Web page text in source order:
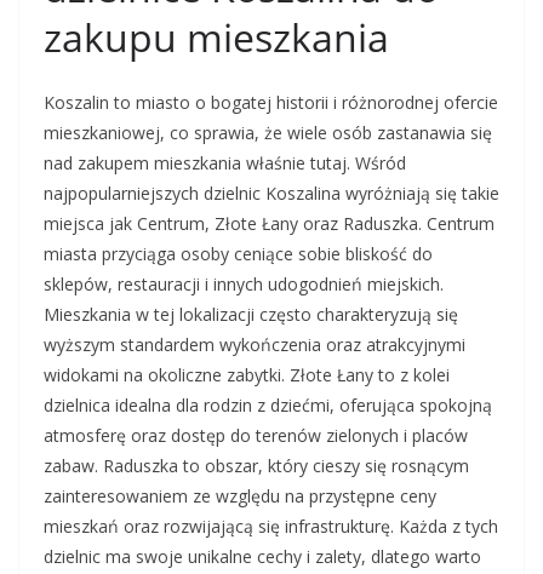
zakupu mieszkania
Koszalin to miasto o bogatej historii i różnorodnej ofercie
mieszkaniowej, co sprawia, że wiele osób zastanawia się
nad zakupem mieszkania właśnie tutaj. Wśród
najpopularniejszych dzielnic Koszalina wyróżniają się takie
miejsca jak Centrum, Złote Łany oraz Raduszka. Centrum
miasta przyciąga osoby ceniące sobie bliskość do
sklepów, restauracji i innych udogodnień miejskich.
Mieszkania w tej lokalizacji często charakteryzują się
wyższym standardem wykończenia oraz atrakcyjnymi
widokami na okoliczne zabytki. Złote Łany to z kolei
dzielnica idealna dla rodzin z dziećmi, oferująca spokojną
atmosferę oraz dostęp do terenów zielonych i placów
zabaw. Raduszka to obszar, który cieszy się rosnącym
zainteresowaniem ze względu na przystępne ceny
mieszkań oraz rozwijającą się infrastrukturę. Każda z tych
dzielnic ma swoje unikalne cechy i zalety, dlatego warto